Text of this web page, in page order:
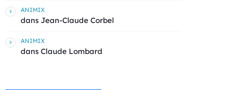
ANIMIX
dans Jean-Claude Corbel
ANIMIX
dans Claude Lombard